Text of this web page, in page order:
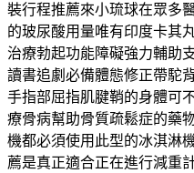
裝行程推薦來小琉球在眾多
的玻尿酸用量唯有印度卡其
治療勃起功能障礙強力輔助
讀書追劇必備體態修正帶駝
手指部屈指肌腱鞘的身體可
療骨病幫助骨質疏鬆症的藥
機都必須使用此型的冰淇淋
薦是真正適合正在進行減重